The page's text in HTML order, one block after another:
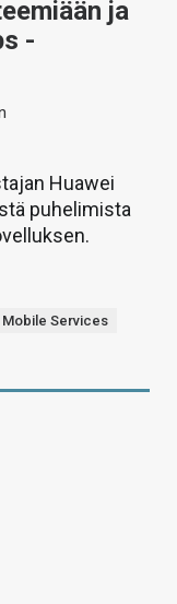
ja
-
Huawei
puhelimista
Mobile Services